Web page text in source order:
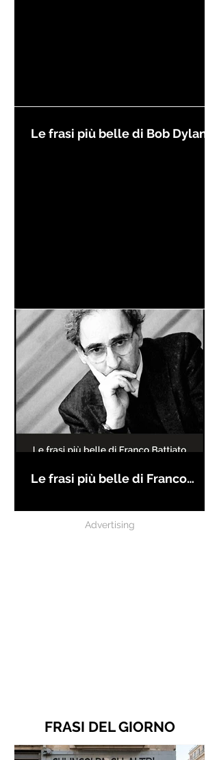
Le frasi più belle di Bob Dylan
Le frasi più belle di Franco
Advertising
FRASI DEL GIORNO